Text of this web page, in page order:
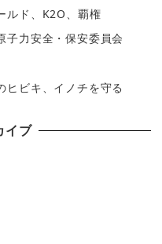
ルド、K2O、覇権
子力安全・保安委員会
ヒビキ、イノチを守る
イブ